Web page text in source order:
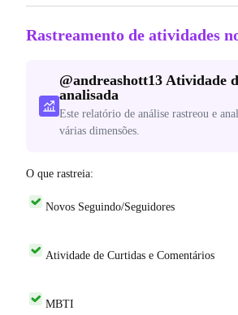
Rastreamento de atividades
@andreashott13 Atividade
analisada
Este relatório de análise rastreou e
várias dimensões.
O que rastreia:
Novos Seguindo/Seguidores
Atividade de Curtidas e Comentários
MBTI